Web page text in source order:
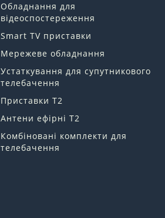
Обладнання для
відеоспостереження
Smart TV приставки
Мережеве обладнання
Устаткування для супутникового
телебачення
Приставки Т2
Антени ефірні Т2
Комбіновані комплекти для
телебачення